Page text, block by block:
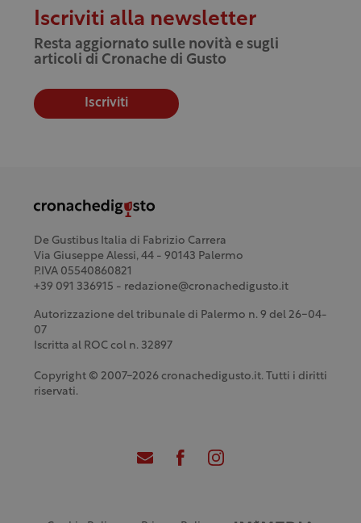
Iscriviti alla newsletter
Resta aggiornato sulle novità e sugli
articoli di Cronache di Gusto
Iscriviti
De Gustibus Italia di Fabrizio Carrera
Via Giuseppe Alessi, 44 - 90143 Palermo
P.IVA 05540860821
+39 091 336915 - redazione@cronachedigusto.it
Autorizzazione del tribunale di Palermo n. 9 del 26-04-
07
Iscritta al ROC col n. 32897
Copyright © 2007-2026 cronachedigusto.it. Tutti i diritti
riservati.